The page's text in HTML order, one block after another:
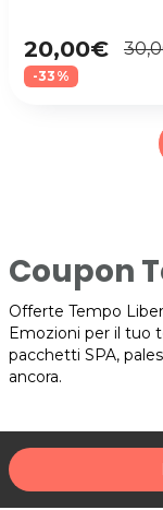
20,00€
-33%
Coupon
Offerte Tempo
Emozioni per il tuo
pacchetti SPA,
ancora.